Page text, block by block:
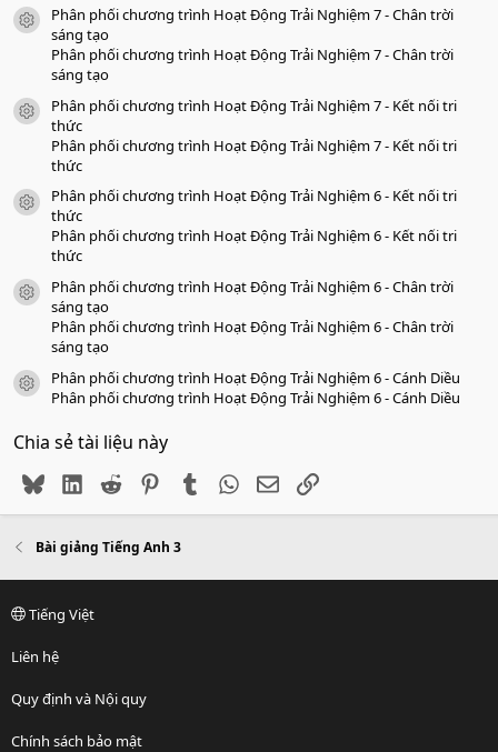
a
icon tài liệu
Phân phối chương trình Hoạt Động Trải Nghiệm 7 - Chân trời
sáng tạo
Phân phối chương trình Hoạt Động Trải Nghiệm 7 - Chân trời
sáng tạo
icon tài liệu
Phân phối chương trình Hoạt Động Trải Nghiệm 7 - Kết nối tri
thức
Phân phối chương trình Hoạt Động Trải Nghiệm 7 - Kết nối tri
thức
icon tài liệu
Phân phối chương trình Hoạt Động Trải Nghiệm 6 - Kết nối tri
thức
Phân phối chương trình Hoạt Động Trải Nghiệm 6 - Kết nối tri
thức
icon tài liệu
Phân phối chương trình Hoạt Động Trải Nghiệm 6 - Chân trời
sáng tạo
Phân phối chương trình Hoạt Động Trải Nghiệm 6 - Chân trời
sáng tạo
icon tài liệu
Phân phối chương trình Hoạt Động Trải Nghiệm 6 - Cánh Diều
Phân phối chương trình Hoạt Động Trải Nghiệm 6 - Cánh Diều
Chia sẻ tài liệu này
BlueskyLinkedIn
Reddit PinterestTumblr WhatsApp
EmailLink
Bài giảng Tiếng Anh 3
Tiếng Việt
Liên hệ
Quy định và Nội quy
Chính sách bảo mật